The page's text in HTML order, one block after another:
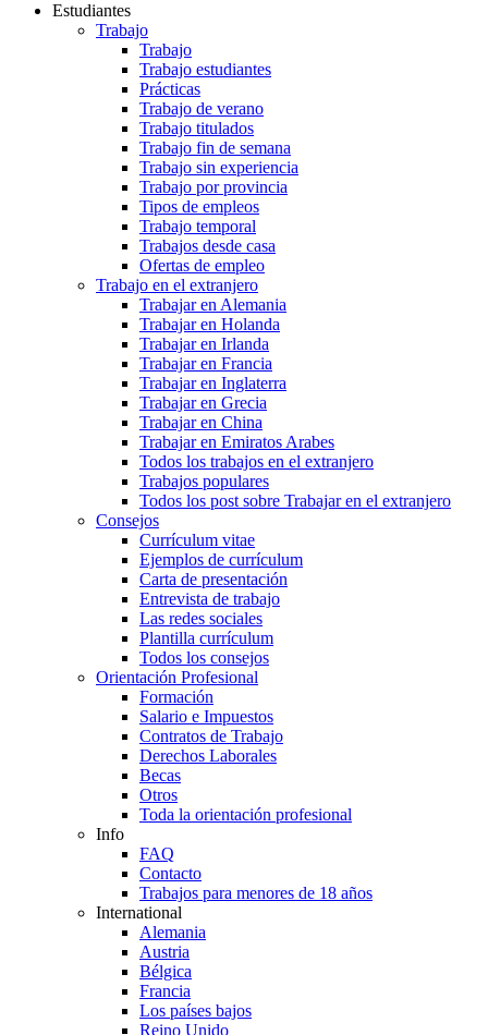
Estudiantes
Trabajo
Trabajo
Trabajo estudiantes
Prácticas
Trabajo de verano
Trabajo titulados
Trabajo fin de semana
Trabajo sin experiencia
Trabajo por provincia
Tipos de empleos
Trabajo temporal
Trabajos desde casa
Ofertas de empleo
Trabajo en el extranjero
Trabajar en Alemania
Trabajar en Holanda
Trabajar en Irlanda
Trabajar en Francia
Trabajar en Inglaterra
Trabajar en Grecia
Trabajar en China
Trabajar en Emiratos Arabes
Todos los trabajos en el extranjero
Trabajos populares
Todos los post sobre Trabajar en el extranjero
Consejos
Currículum vitae
Ejemplos de currículum
Carta de presentación
Entrevista de trabajo
Las redes sociales
Plantilla currículum
Todos los consejos
Orientación Profesional
Formación
Salario e Impuestos
Contratos de Trabajo
Derechos Laborales
Becas
Otros
Toda la orientación profesional
Info
FAQ
Contacto
Trabajos para menores de 18 años
International
Alemania
Austria
Bélgica
Francia
Los países bajos
Reino Unido